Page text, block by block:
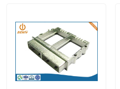
Pièces de usinage de
Pièces de rotation de